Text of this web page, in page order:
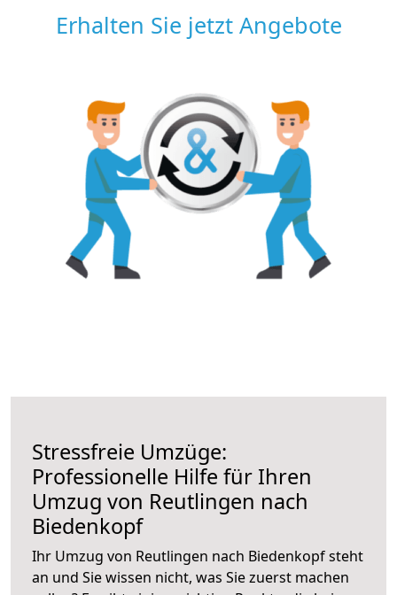
Erhalten Sie jetzt Angebote
Stressfreie Umzüge:
Professionelle Hilfe für Ihren
Umzug von Reutlingen nach
Biedenkopf
Ihr Umzug von Reutlingen nach Biedenkopf steht
an und Sie wissen nicht, was Sie zuerst machen